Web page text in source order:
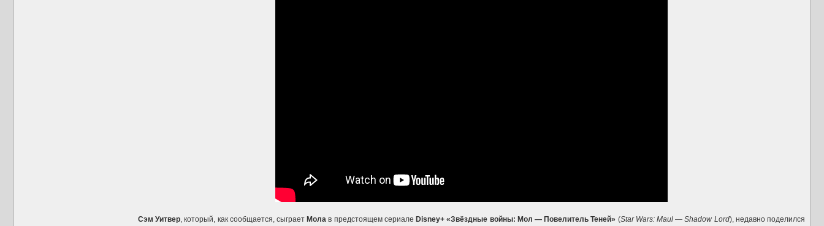
Сэм Уитвер, который, как сообщается, сыграет Мола в предстоящем сериале Disney+ «Звёздные войны: Мол — Повелитель Теней» (Star Wars: Maul — Shadow Lord), недавно поделился